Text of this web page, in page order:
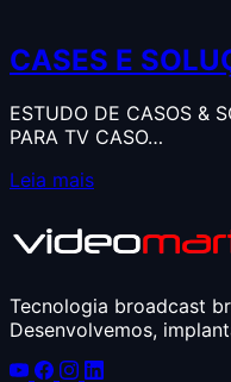
CASES E
ESTUDO DE CASOS &
PARA TV CASO…
Leia mais
Tecnologia broadcast
Desenvolvemos,